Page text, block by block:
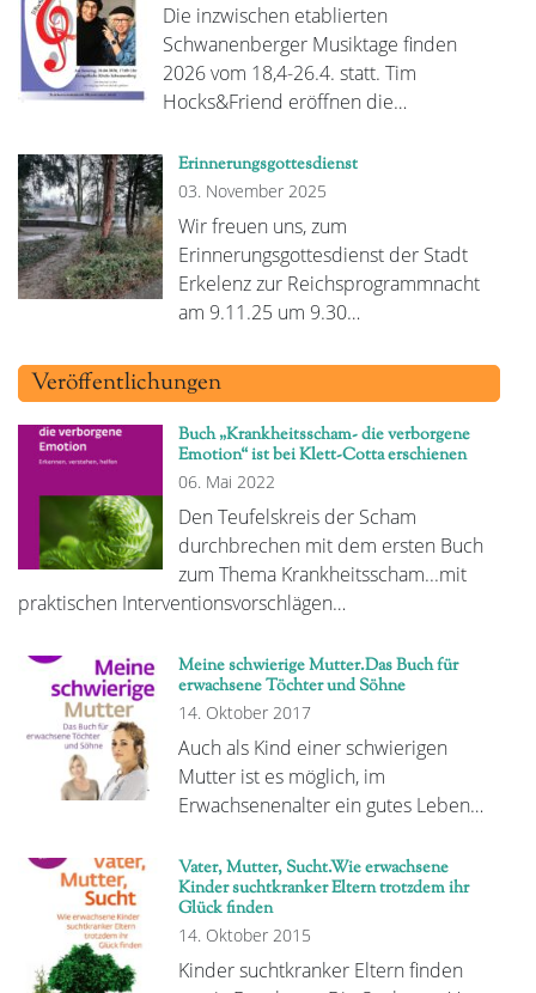
Die inzwischen etablierten
Schwanenberger Musiktage finden
2026 vom 18,4-26.4. statt. Tim
Hocks&Friend eröffnen die…
Erinnerungsgottesdienst
03. November 2025
Wir freuen uns, zum
Erinnerungsgottesdienst der Stadt
Erkelenz zur Reichsprogrammnacht
am 9.11.25 um 9.30…
Veröffentlichungen
Buch „Krankheitsscham- die verborgene
Emotion“ ist bei Klett-Cotta erschienen
06. Mai 2022
Den Teufelskreis der Scham
durchbrechen mit dem ersten Buch
zum Thema Krankheitsscham...mit
praktischen Interventionsvorschlägen…
Meine schwierige Mutter.Das Buch für
erwachsene Töchter und Söhne
14. Oktober 2017
Auch als Kind einer schwierigen
Mutter ist es möglich, im
Erwachsenenalter ein gutes Leben…
Vater, Mutter, Sucht.Wie erwachsene
Kinder suchtkranker Eltern trotzdem ihr
Glück finden
14. Oktober 2015
Kinder suchtkranker Eltern finden